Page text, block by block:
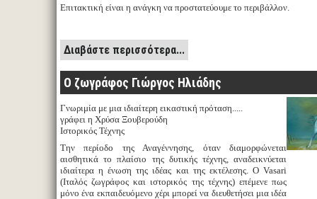
Επιτακτική είναι η ανάγκη να προστατεύουμε το περιβάλλον.
Διαβάστε περισσότερα...
Ο ζωγράφος Γιώργος Ηλιάδης
Γνωριμία με μια ιδιαίτερη εικαστική πρόταση.....
γράφει η Χρύσα Ξουβερούδη
Ιστορικός Τέχνης
Την περίοδο της Αναγέννησης, όταν διαμορφώνεται
αισθητικά το πλαίσιο της δυτικής τέχνης, αναδεικνύεται
ιδιαίτερα η ένωση της ιδέας και της εκτέλεσης. Ο Vasari
(Ιταλός ζωγράφος και ιστορικός της τέχνης) επέμενε πως
μόνο ένα εκπαιδευόμενο χέρι μπορεί να διευθετήσει μια ιδέα